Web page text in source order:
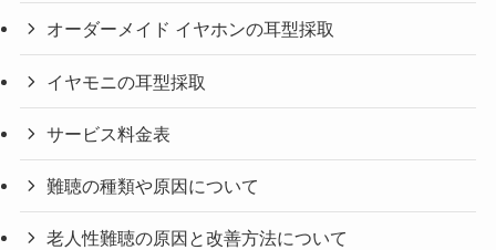
オーダーメイド イヤホンの耳型採取
イヤモニの耳型採取
サービス料金表
難聴の種類や原因について
老人性難聴の原因と改善方法について